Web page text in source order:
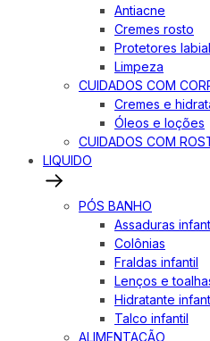
Antiacne
Cremes rosto
Protetores labial
Limpeza
CUIDADOS COM
Cremes e
Óleos e loções
CUIDADOS COM
LIQUIDO
PÓS BANHO
Assaduras
Colônias
Fraldas infantil
Lenços e
Hidratante
Talco infantil
ALIMENTAÇÃO